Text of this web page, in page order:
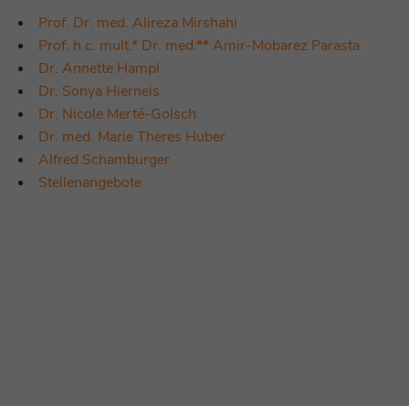
Prof. Dr. med. Alireza Mirshahi
Prof. h.c. mult.* Dr. med.** Amir-Mobarez Parasta
Dr. Annette Hampl
Dr. Sonya Hierneis
Dr. Nicole Merté-Golsch
Dr. med. Marie Theres Huber
Alfred Schamburger
Stellenangebote